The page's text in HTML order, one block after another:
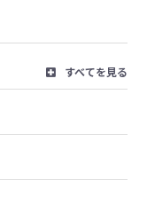
すべてを見る